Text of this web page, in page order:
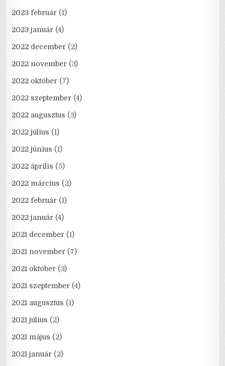
2023 február (1)
2023 január (4)
2022 december (2)
2022 november (3)
2022 október (7)
2022 szeptember (4)
2022 augusztus (3)
2022 július (1)
2022 június (1)
2022 április (5)
2022 március (2)
2022 február (1)
2022 január (4)
2021 december (1)
2021 november (7)
2021 október (3)
2021 szeptember (4)
2021 augusztus (1)
2021 július (2)
2021 május (2)
2021 január (2)